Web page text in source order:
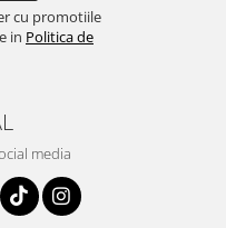
cu promotiile
in Politica de
media